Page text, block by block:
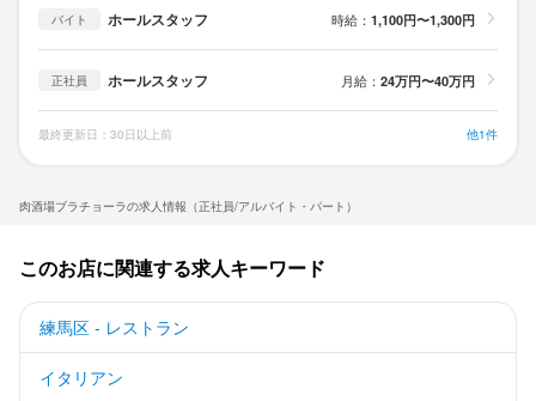
肉酒場ブラチョーラの求人情報（正社員/アルバイト・パート）
バイト ホールスタッフ 時給： 1,100円〜1,300円
正社員 ホールスタッフ 月給： 24万円〜40万円
最終更新日：30日以上前 他1件
このお店に関連する求人キーワード
練馬区 - レストラン
イタリアン